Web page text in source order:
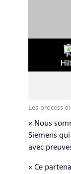
Les process
« Nous
Siemens
avec
« Ce